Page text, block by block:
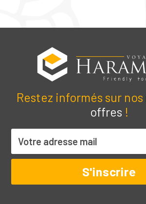
Restez informés sur nos
offres !